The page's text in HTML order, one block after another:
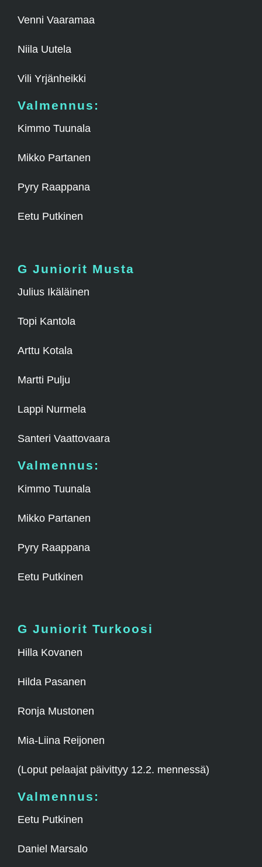
Venni Vaaramaa
Niila Uutela
Vili Yrjänheikki
Valmennus :
Kimmo Tuunala
Mikko Partanen
Pyry Raappana
Eetu Putkinen
G Juniorit Musta
Julius Ikäläinen
Topi Kantola
Arttu Kotala
Martti Pulju
Lappi Nurmela
Santeri Vaattovaara
Valmennus:
Kimmo Tuunala
Mikko Partanen
Pyry Raappana
Eetu Putkinen
G Juniorit Turkoosi
Hilla Kovanen
Hilda Pasanen
Ronja Mustonen
Mia-Liina Reijonen
(Loput pelaajat päivittyy 12.2. mennessä)
Valmennus:
Eetu Putkinen
Daniel Marsalo